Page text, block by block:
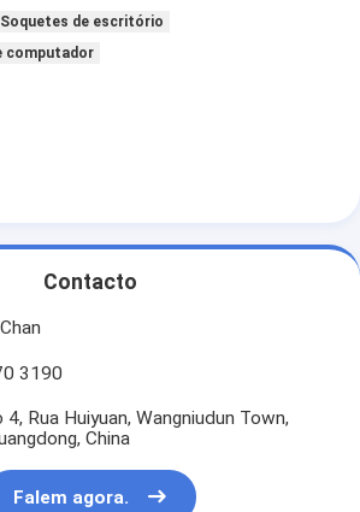
Soquetes de escritório
computador
Contacto
3190
4, Rua Huiyuan, Wangniudun Town,
China
Falem agora.